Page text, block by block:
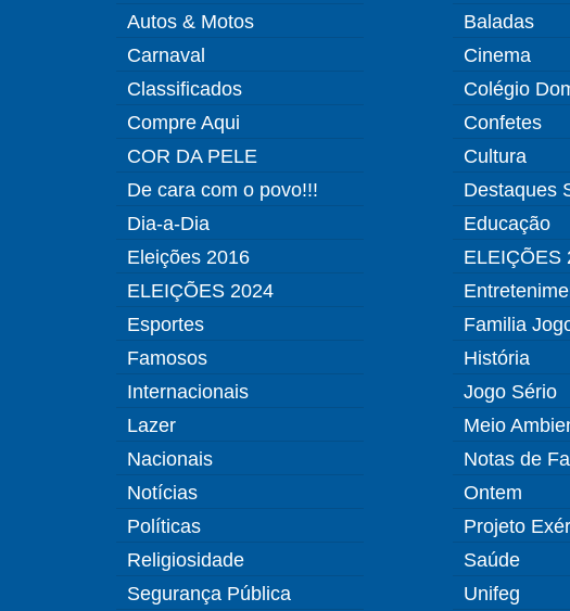
Autos & Motos
Carnaval
Classificados
Compre Aqui
COR DA PELE
De cara com o povo!!!
Dia-a-Dia
Eleições 2016
ELEIÇÕES 2024
Esportes
Famosos
Internacionais
Lazer
Nacionais
Notícias
Políticas
Religiosidade
Segurança Pública
Baladas
Cinema
Colégio
Confetes
Cultura
Destaques
Educação
ELEIÇÕES
Familia
História
Jogo Sério
Meio
Notas de
Ontem
Projeto
Saúde
Unifeg